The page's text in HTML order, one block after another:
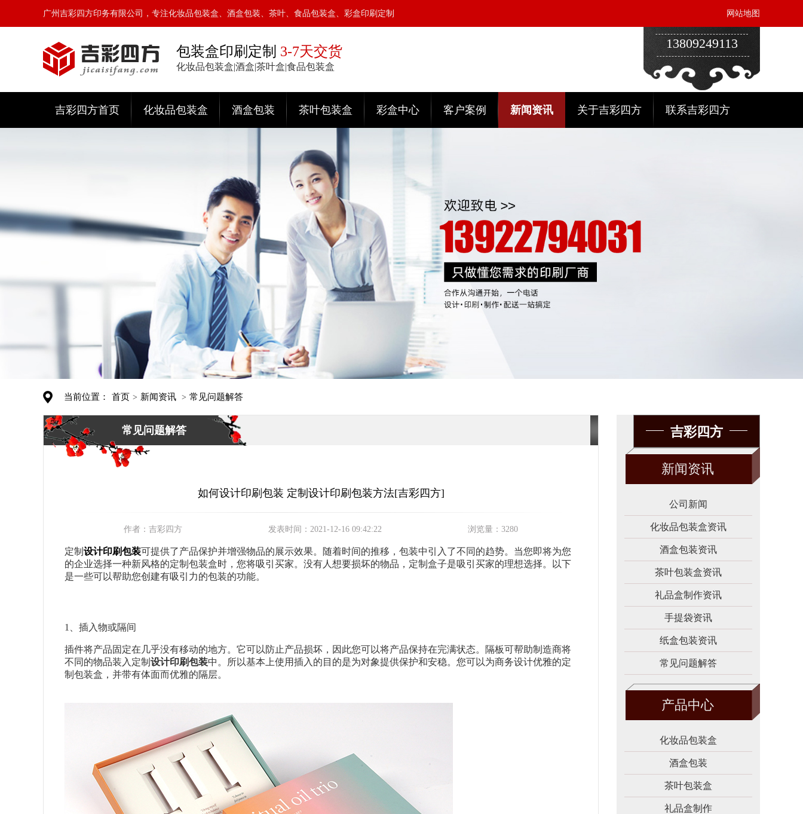
广州吉彩四方印务有限公司，专注化妆品包装盒、酒盒包装、茶叶、食品包装盒、彩盒印刷定制 网站地图
包装盒印刷定制 3-7天交货
化妆品包装盒|酒盒|茶叶盒|食品包装盒
13809249113
吉彩四方首页 化妆品包装盒 酒盒包装 茶叶包装盒 彩盒中心 客户案例 新闻资讯 关于吉彩四方 联系吉彩四方
当前位置： 首页 > 新闻资讯 > 常见问题解答
常见问题解答
如何设计印刷包装 定制设计印刷包装方法[吉彩四方]
作者： 吉彩四方 发表时间： 2021-12-16 09:42:22 浏览量： 3280
定制 设计印刷包装可提供了产品保护并增强物品的展示效果。随着时间的推移，包装中引入了不同的趋势。当您即将为您
的企业选择一种新风格的定制包装盒时，您将吸引买家。没有人想要损坏的物品，定制盒子是吸引买家的理想选择。以下
是一些可以帮助您创建有吸引力的包装的功能。
1、插入物或隔间
插件将产品固定在几乎没有移动的地方。它可以防止产品损坏，因此您可以将产品保持在完满状态。隔板可帮助制造商将
不同的物品装入定制 设计印刷包装中。所以基本上使用插入的目的是为对象提供保护和安稳。您可以为商务设计优雅的定
制包装盒，并带有体面而优雅的隔层。
吉彩四方
新闻资讯
公司新闻
化妆品包装盒资讯
酒盒包装资讯
茶叶包装盒资讯
礼品盒制作资讯
手提袋资讯
纸盒包装资讯
常见问题解答
产品中心
化妆品包装盒
酒盒包装
茶叶包装盒
礼品盒制作